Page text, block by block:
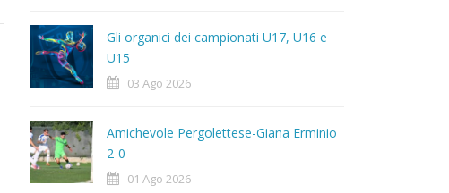
Gli organici dei campionati U17, U16 e
U15
03 Ago 2026
Amichevole Pergolettese-Giana Erminio
2-0
01 Ago 2026